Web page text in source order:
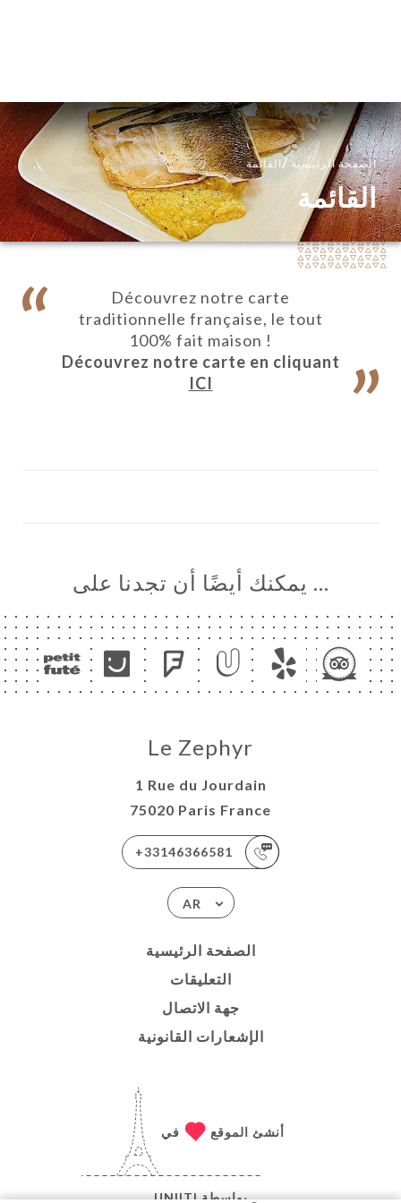
الصفحة الرئيسية /القائمة
القائمة
Découvrez notre carte
traditionnelle française, le tout
100% fait maison !
Découvrez notre carte en cliquant
ICI
… يمكنك أيضًا أن تجدنا على
Le Zephyr
1 Rue du Jourdain
75020 Paris France
+33146366581
AR
الصفحة الرئيسية
التعليقات
جهة الاتصال
الإشعارات القانونية
أنشئ الموقع في
بواسطةUNIITI